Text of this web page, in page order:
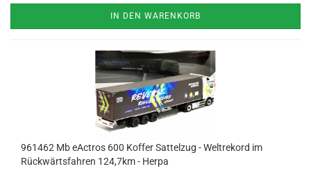
IN DEN WARENKORB
961462 Mb eActros 600 Koffer Sattelzug - Weltrekord im
Rückwärtsfahren 124,7km - Herpa